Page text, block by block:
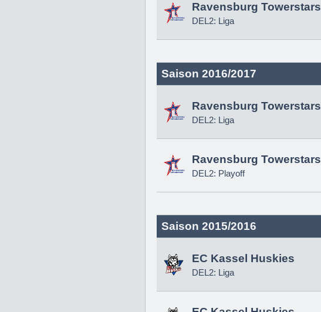
Ravensburg Towerstars
DEL2: Liga
Saison 2016/2017
Ravensburg Towerstars
DEL2: Liga
Ravensburg Towerstars
DEL2: Playoff
Saison 2015/2016
EC Kassel Huskies
DEL2: Liga